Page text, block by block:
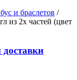
и браслетов /
из 2х частей (цвет